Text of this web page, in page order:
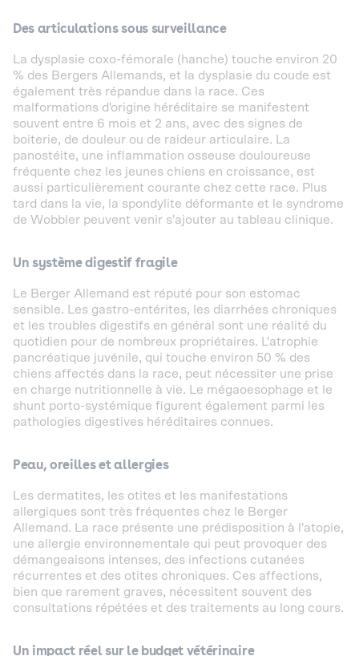
Des articulations sous surveillance
La dysplasie coxo-fémorale (hanche) touche environ 20
% des Bergers Allemands, et la dysplasie du coude est
également très répandue dans la race. Ces
malformations d'origine héréditaire se manifestent
souvent entre 6 mois et 2 ans, avec des signes de
boiterie, de douleur ou de raideur articulaire. La
panostéite, une inflammation osseuse douloureuse
fréquente chez les jeunes chiens en croissance, est
aussi particulièrement courante chez cette race. Plus
tard dans la vie, la spondylite déformante et le syndrome
de Wobbler peuvent venir s'ajouter au tableau clinique.
Un système digestif fragile
Le Berger Allemand est réputé pour son estomac
sensible. Les gastro-entérites, les diarrhées chroniques
et les troubles digestifs en général sont une réalité du
quotidien pour de nombreux propriétaires. L'atrophie
pancréatique juvénile, qui touche environ 50 % des
chiens affectés dans la race, peut nécessiter une prise
en charge nutritionnelle à vie. Le mégaoesophage et le
shunt porto-systémique figurent également parmi les
pathologies digestives héréditaires connues.
Peau, oreilles et allergies
Les dermatites, les otites et les manifestations
allergiques sont très fréquentes chez le Berger
Allemand. La race présente une prédisposition à l'atopie,
une allergie environnementale qui peut provoquer des
démangeaisons intenses, des infections cutanées
récurrentes et des otites chroniques. Ces affections,
bien que rarement graves, nécessitent souvent des
consultations répétées et des traitements au long cours.
Un impact réel sur le budget vétérinaire